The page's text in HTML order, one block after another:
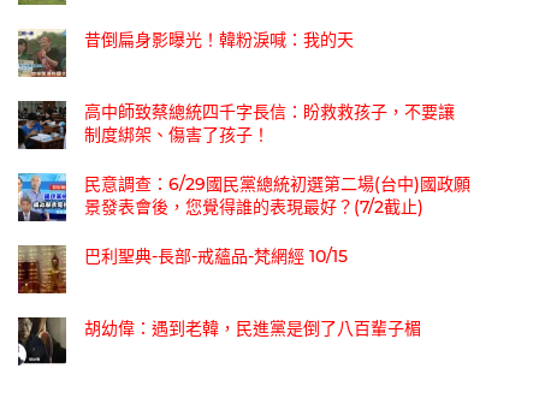
昔倒扁身影曝光！韓粉淚喊：我的天
高中師致蔡總統四千字長信：盼救救孩子，不要讓
制度綁架、傷害了孩子！
民意調查：6/29國民黨總統初選第二場(台中)國政願
景發表會後，您覺得誰的表現最好？(7/2截止)
巴利聖典-長部-戒蘊品-梵網經 10/15
胡幼偉：遇到老韓，民進黨是倒了八百輩子楣